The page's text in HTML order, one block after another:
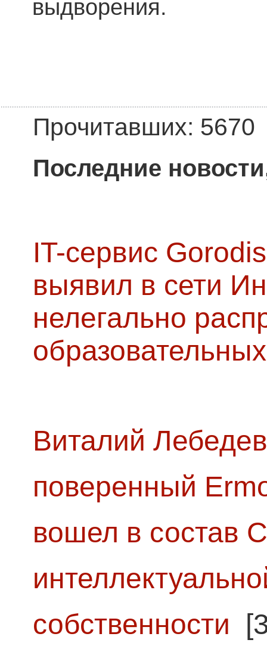
выдворения.
Прочитавших: 5670
Последние
IT-сервис
выявил в сети
нелегально
Виталий
поверенный
вошел в состав
собственности